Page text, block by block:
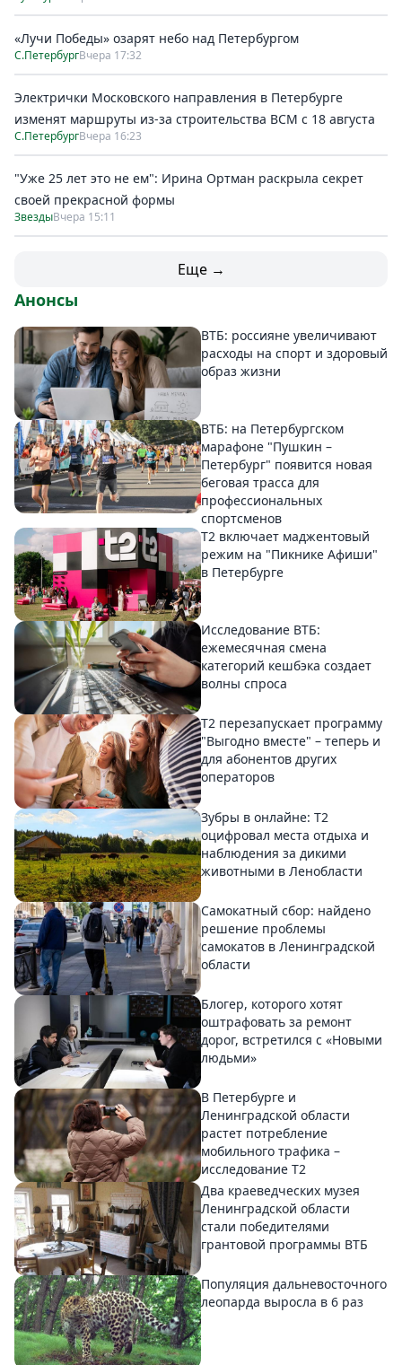
«Лучи Победы» озарят небо над Петербургом
С.ПетербургВчера 17:32
Электрички Московского направления в Петербурге
изменят маршруты из-за строительства ВСМ с 18 августа
С.ПетербургВчера 16:23
"Уже 25 лет это не ем": Ирина Ортман раскрыла секрет
своей прекрасной формы
ЗвездыВчера 15:11
Еще →
Анонсы
ВТБ: россияне увеличивают
расходы на спорт и здоровый
образ жизни
ВТБ: на Петербургском
марафоне "Пушкин –
Петербург" появится новая
беговая трасса для
профессиональных
спортсменов
Т2 включает маджентовый
режим на "Пикнике Афиши"
в Петербурге
Исследование ВТБ:
ежемесячная смена
категорий кешбэка создает
волны спроса
Т2 перезапускает программу
"Выгодно вместе" – теперь и
для абонентов других
операторов
Зубры в онлайне: Т2
оцифровал места отдыха и
наблюдения за дикими
животными в Ленобласти
Самокатный сбор: найдено
решение проблемы
самокатов в Ленинградской
области
Блогер, которого хотят
оштрафовать за ремонт
дорог, встретился с «Новыми
людьми»
В Петербурге и
Ленинградской области
растет потребление
мобильного трафика –
исследование T2
Два краеведческих музея
Ленинградской области
стали победителями
грантовой программы ВТБ
Популяция дальневосточного
леопарда выросла в 6 раз